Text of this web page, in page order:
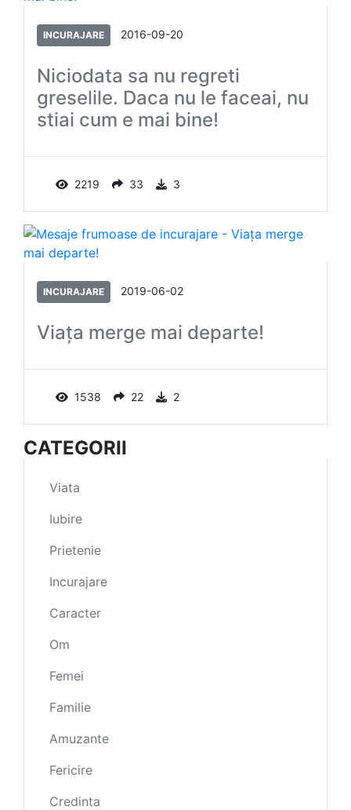
INCURAJARE 2016-09-20
Niciodata sa nu regreti
greselile. Daca nu le faceai, nu
stiai cum e mai bine!
2219 33 3
INCURAJARE 2019-06-02
Viața merge mai departe!
1538 22 2
CATEGORII
Viata
Iubire
Prietenie
Incurajare
Caracter
Om
Femei
Familie
Amuzante
Fericire
Credinta